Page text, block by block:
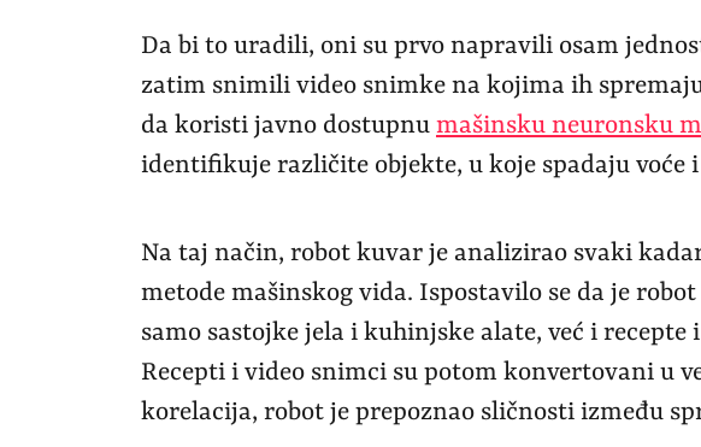
Da bi to uradili, oni su prvo napravili osam
zatim snimili video snimke na kojima ih
da koristi javno dostupnu mašinsku neuronsku
identifikuje različite objekte, u koje spadaju voće
Na taj način, robot kuvar je analizirao svaki
metode mašinskog vida. Ispostavilo se da je
samo sastojke jela i kuhinjske alate, već i
Recepti i video snimci su potom konvertovani u
korelacija, robot je prepoznao sličnosti između